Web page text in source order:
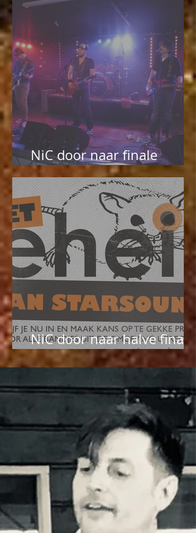
NiC door naar finale
Geheim van Starsound
NiC door naar halve finale
Geheim van Starsound